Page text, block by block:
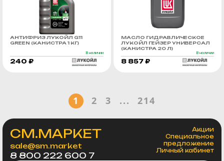
АНТИФРИЗ ЛУКОЙЛ G11
GREEN (КАНИСТРА 1 КГ)
В наличии
240 ₽
МАСЛО ГИДРАВЛИЧЕСКОЕ
ЛУКОЙЛ ГЕЙЗЕР УНИВЕРСАЛ
(КАНИСТРА 20 Л)
В наличии
8 857 ₽
1 2 3 ... 214
СМ.МАРКЕТ
sale@sm.market
8 800 222 600 7
Акции
Специальное
предложение
Личный кабинет